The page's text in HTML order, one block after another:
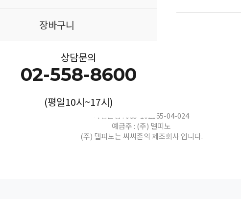
장바구니
상담문의
02-558-8600
(평일10시~17시)
기업은행 : 065-102165-04-024
예금주 : (주) 델피노
(주) 델피노는 씨씨존의 제조회사 입니다.